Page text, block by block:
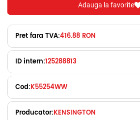
Adauga la favorite
Pret fara TVA:416.88 RON
ID intern:125288813
Cod:K55254WW
Producator:KENSINGTON